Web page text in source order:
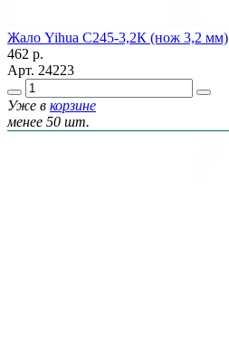
Жало Yihua C245-3,2К (нож 3,2 мм)
462 р.
Арт. 24223
Уже в корзине
менее 50 шт.